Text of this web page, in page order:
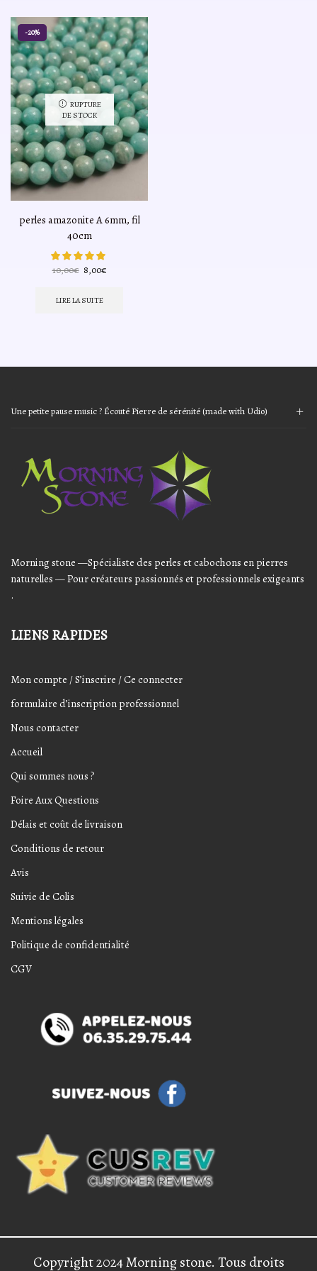
RUPTURE
DE STOCK
-20%
perles amazonite A 6mm, fil
40cm
10,00€ Le
initial
8,00€Le
LIRE LA SUITE
Une petite pause music ? Écouté Pierre de sérénité (made with Udio)
Morning stone —Spécialiste des perles et cabochons en pierres
naturelles — Pour créateurs passionnés et professionnels exigeants
.
LIENS RAPIDES
Mon compte / S’inscrire / Ce connecter
formulaire d’inscription professionnel
Nous contacter
Accueil
Qui sommes nous ?
Foire Aux Questions
Délais et coût de livraison
Conditions de retour
Avis
Suivie de Colis
Mentions légales
Politique de confidentialité
CGV
Copyright 2024 Morning stone. Tous droits